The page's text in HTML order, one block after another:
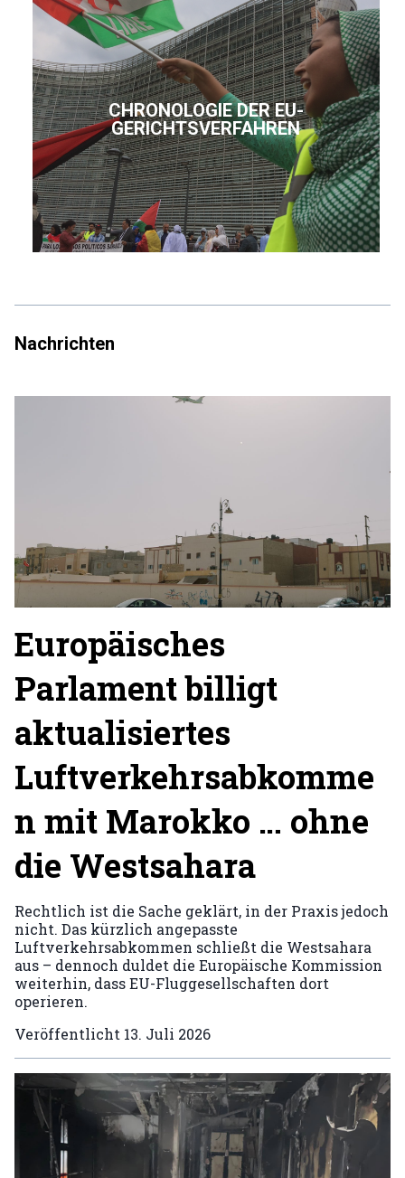
CHRONOLOGIE DER EU-
GERICHTSVERFAHREN
Nachrichten
Europäisches
Parlament billigt
aktualisiertes
Luftverkehrsabkomme
n mit Marokko … ohne
die Westsahara
Rechtlich ist die Sache geklärt, in der Praxis jedoch
nicht. Das kürzlich angepasste
Luftverkehrsabkommen schließt die Westsahara
aus – dennoch duldet die Europäische Kommission
weiterhin, dass EU-Fluggesellschaften dort
operieren.
Veröffentlicht 13. Juli 2026